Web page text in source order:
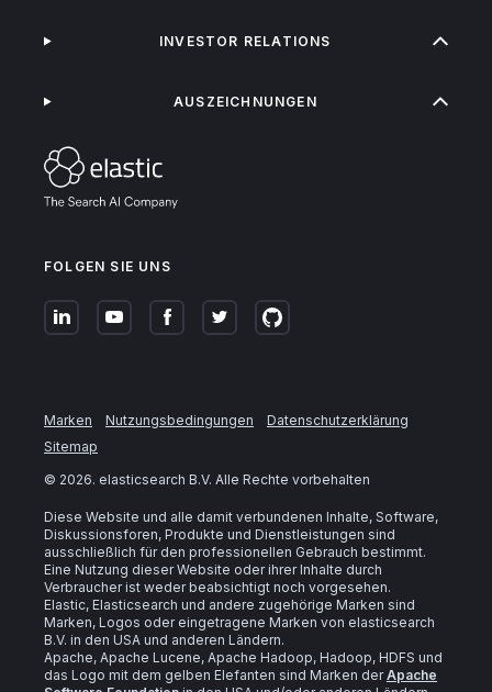
FOLGEN SIE UNS
INVESTOR RELATIONS
AUSZEICHNUNGEN
Marken Nutzungsbedingungen
Datenschutzerklärung
Sitemap
© 2026. elasticsearch B.V. Alle Rechte vorbehalten
Diese Website und alle damit verbundenen Inhalte, Software,
Diskussionsforen, Produkte und Dienstleistungen sind
ausschließlich für den professionellen Gebrauch bestimmt.
Eine Nutzung dieser Website oder ihrer Inhalte durch
Verbraucher ist weder beabsichtigt noch vorgesehen.
Elastic, Elasticsearch und andere zugehörige Marken sind
Marken, Logos oder eingetragene Marken von elasticsearch
B.V. in den USA und anderen Ländern.
Apache, Apache Lucene, Apache Hadoop, Hadoop, HDFS und
das Logo mit dem gelben Elefanten sind Marken derApache